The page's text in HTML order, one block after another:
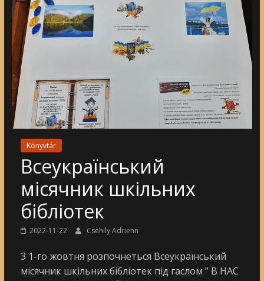
Könyvtár
Всеукраїнський
місячник шкільних
бібліотек
2022-11-22 Csehily Adrienn
З 1-го жовтня розпочнеться Всеукраїнський
місячник шкільних бібліотек під гаслом ” В НАС